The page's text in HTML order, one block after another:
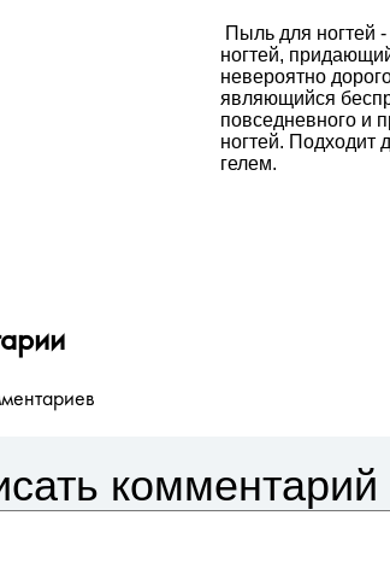
Пыль для ногтей
ногтей,
невероятно
являющийся
повседневного и
ногтей. Подходит
гелем.
комментарий